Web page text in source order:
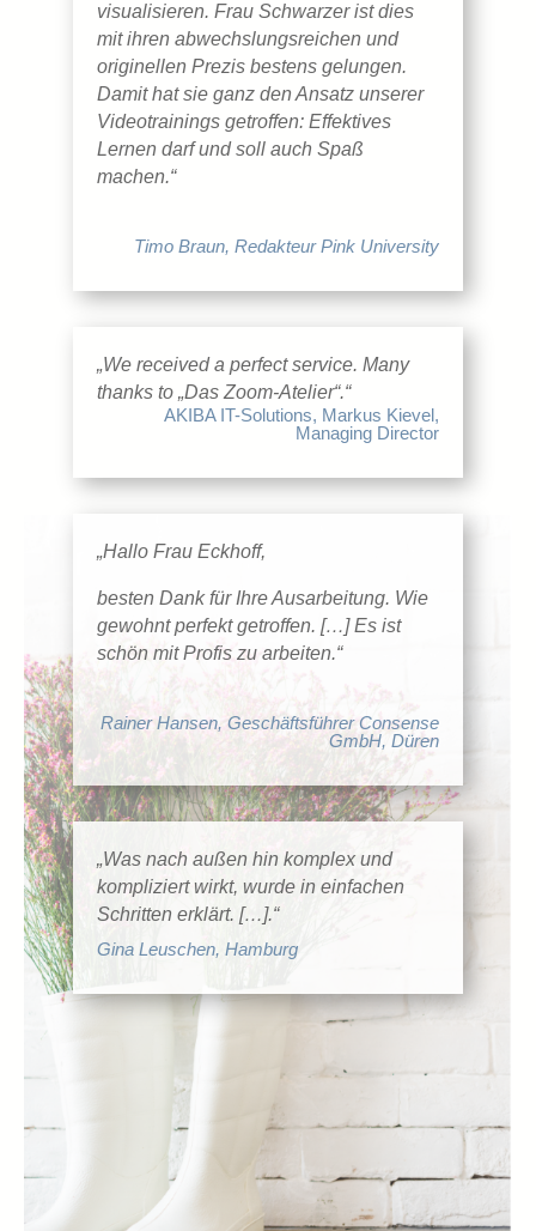
visualisieren. Frau Schwarzer ist dies
mit ihren abwechslungsreichen und
originellen Prezis bestens gelungen.
Damit hat sie ganz den Ansatz unserer
Videotrainings getroffen: Effektives
Lernen darf und soll auch Spaß
machen.“
Timo Braun, Redakteur Pink University
„We received a perfect service. Many
thanks to „Das Zoom-Atelier“.“
AKIBA IT-Solutions, Markus Kievel,
Managing Director
„Hallo Frau Eckhoff,
besten Dank für Ihre Ausarbeitung. Wie
gewohnt perfekt getroffen. […] Es ist
schön mit Profis zu arbeiten.“
Rainer Hansen, Geschäftsführer Consense
GmbH, Düren
„Was nach außen hin komplex und
kompliziert wirkt, wurde in einfachen
Schritten erklärt. […].“
Gina Leuschen, Hamburg